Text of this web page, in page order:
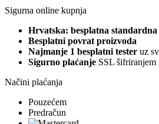
Sigurna online kupnja
Hrvatska: besplatna standardna
Besplatni povrat proizvoda
Najmanje 1 besplatni tester uz
Sigurno plaćanje SSL šifriranjem
Načini plaćanja
Pouzećem
Predračun